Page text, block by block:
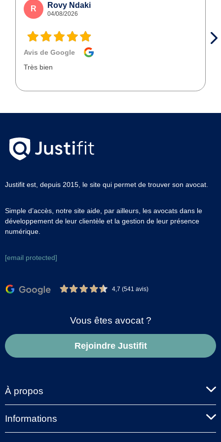
R Rovy Ndaki
04/08/2026
Avis de Google
Très bien
Justifit est, depuis 2015, le site qui permet de trouver son avocat.
Simple d’accès, notre site aide, par ailleurs, les avocats dans le
développement de leur clientèle et la gestion de leur présence
numérique.
[email protected]
4,7 (541 avis)
Vous êtes avocat ?
Rejoindre Justifit
À propos
Informations